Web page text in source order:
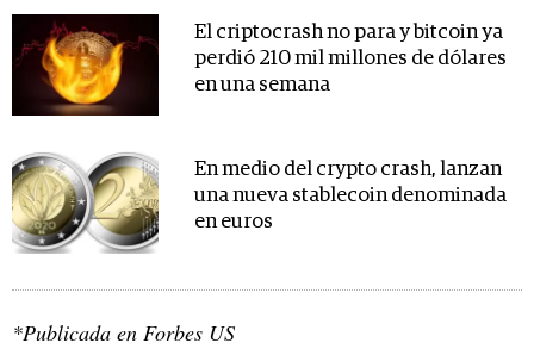
El criptocrash no para y bitcoin ya
perdió 210 mil millones de dólares
en una semana
En medio del crypto crash, lanzan
una nueva stablecoin denominada
en euros
*Publicada en Forbes US